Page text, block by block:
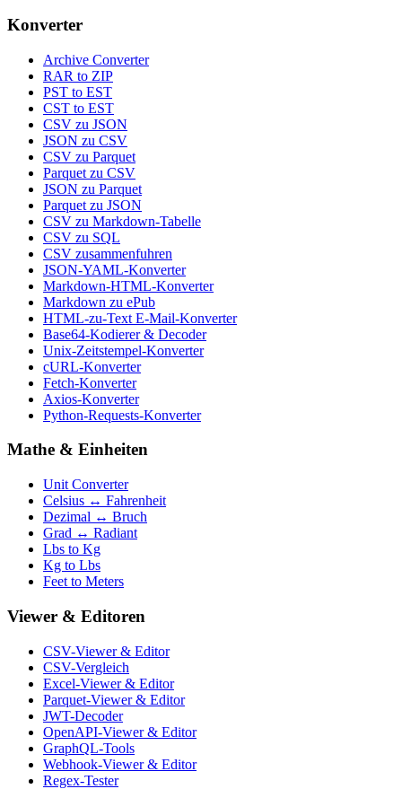
Konverter
Archive Converter
RAR to ZIP
PST to EST
CST to EST
CSV zu JSON
JSON zu CSV
CSV zu Parquet
Parquet zu CSV
JSON zu Parquet
Parquet zu JSON
CSV zu Markdown-Tabelle
CSV zu SQL
CSV zusammenfuhren
JSON-YAML-Konverter
Markdown-HTML-Konverter
Markdown zu ePub
HTML-zu-Text E-Mail-Konverter
Base64-Kodierer & Decoder
Unix-Zeitstempel-Konverter
cURL-Konverter
Fetch-Konverter
Axios-Konverter
Python-Requests-Konverter
Mathe & Einheiten
Unit Converter
Celsius ↔ Fahrenheit
Dezimal ↔ Bruch
Grad ↔ Radiant
Lbs to Kg
Kg to Lbs
Feet to Meters
Viewer & Editoren
CSV-Viewer & Editor
CSV-Vergleich
Excel-Viewer & Editor
Parquet-Viewer & Editor
JWT-Decoder
OpenAPI-Viewer & Editor
GraphQL-Tools
Webhook-Viewer & Editor
Regex-Tester